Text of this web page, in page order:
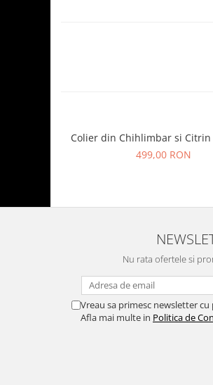
Colier din Chihlimbar si
499,00 RON
Nu rata ofertele si
Vreau sa primesc newsletter
Afla mai multe in Politica de